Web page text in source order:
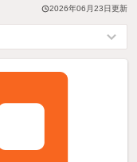
2026年06月23日更新